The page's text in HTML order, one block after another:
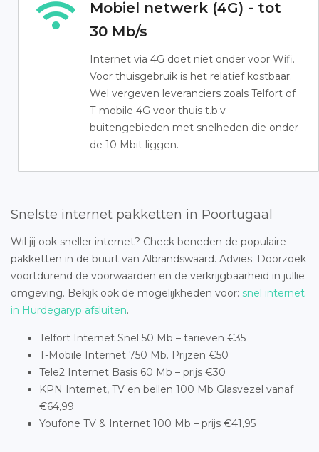
Mobiel netwerk (4G) - tot
30 Mb/s
Internet via 4G doet niet onder voor Wifi.
Voor thuisgebruik is het relatief kostbaar.
Wel vergeven leveranciers zoals Telfort of
T-mobile 4G voor thuis t.b.v
buitengebieden met snelheden die onder
de 10 Mbit liggen.
Snelste internet pakketten in Poortugaal
Wil jij ook sneller internet? Check beneden de populaire
pakketten in de buurt van Albrandswaard. Advies: Doorzoek
voortdurend de voorwaarden en de verkrijgbaarheid in jullie
omgeving. Bekijk ook de mogelijkheden voor: snel internet
in Hurdegaryp afsluiten.
Telfort Internet Snel 50 Mb – tarieven €35
T-Mobile Internet 750 Mb. Prijzen €50
Tele2 Internet Basis 60 Mb – prijs €30
KPN Internet, TV en bellen 100 Mb Glasvezel vanaf
€64,99
Youfone TV & Internet 100 Mb – prijs €41,95